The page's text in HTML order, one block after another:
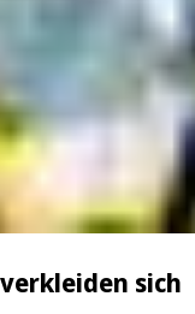
sich